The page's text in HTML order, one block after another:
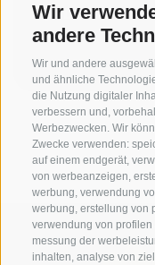
Wir
andere
Wir und andere
und ähnliche
die Nutzung digitaler
verbessern und,
Werbezwecken. Wir
Zwecke verwenden:
auf einem endgerät,
von werbeanzeigen,
werbung, verwendung
werbung, erstellung von
verwendung von
messung der
inhalten, analyse von
Details